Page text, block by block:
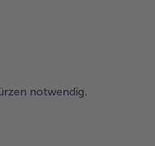
notwendig.